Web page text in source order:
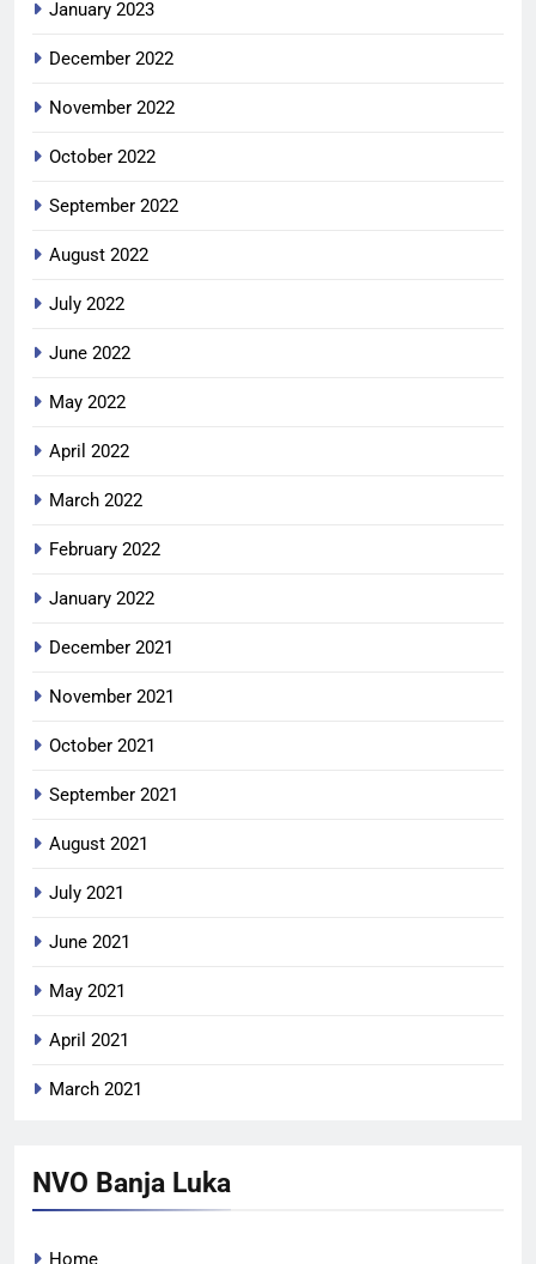
January 2023
December 2022
November 2022
October 2022
September 2022
August 2022
July 2022
June 2022
May 2022
April 2022
March 2022
February 2022
January 2022
December 2021
November 2021
October 2021
September 2021
August 2021
July 2021
June 2021
May 2021
April 2021
March 2021
NVO Banja Luka
Home